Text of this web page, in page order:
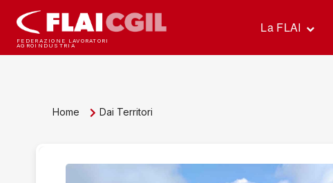
FEDERAZIONE LAVORATORI
AGROINDUSTRIA
La FLAI
Home Dai Territori